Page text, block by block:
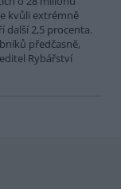
kvůli extrémně
2,5 procenta.
předčasně,
Rybářství